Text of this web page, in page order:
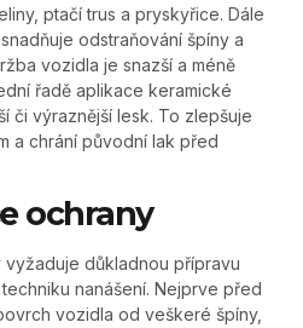
ptačí trus a pryskyřice. Dále
odstraňování špíny a
vozidla je snazší a méně
řadě aplikace keramické
či výraznější lesk. To zlepšuje
a chrání původní lak před
ochrany
důkladnou přípravu
nanášení. Nejprve před
vozidla od veškeré špíny,